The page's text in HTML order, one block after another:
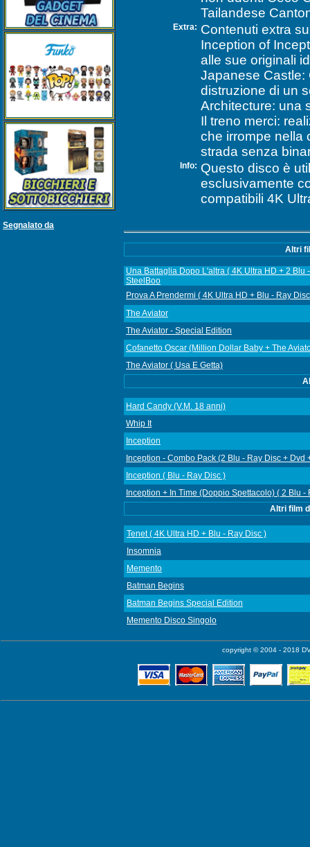
Segnalato da
Tailandese
Extra: Contenuti extra
Inception of
alle sue originali
Japanese Castle:
distruzione di un
Architecture: una
Il treno merci:
che irrompe nella
strada senza
Info: Questo disco è
esclusivamente
compatibili 4K
Altri
Una Battaglia Dopo L'altra ( 4K Ultra HD + 2 Blu
SteelBoo
Prova A Prendermi ( 4K Ultra HD + Blu - Ray
The Aviator
The Aviator - Special Edition
Cofanetto Oscar (Million Dollar Baby + The
The Aviator ( Usa E Getta)
Hard Candy (V.M. 18 anni)
Whip It
Inception
Inception - Combo Pack (2 Blu - Ray Disc + Dvd
Inception ( Blu - Ray Disc )
Inception + In Time (Doppio Spettacolo) ( 2 Blu -
Altri film
Tenet ( 4K Ultra HD + Blu - Ray Disc )
Insomnia
Memento
Batman Begins
Batman Begins Special Edition
Memento Disco Singolo
copyright © 2004 - 2018